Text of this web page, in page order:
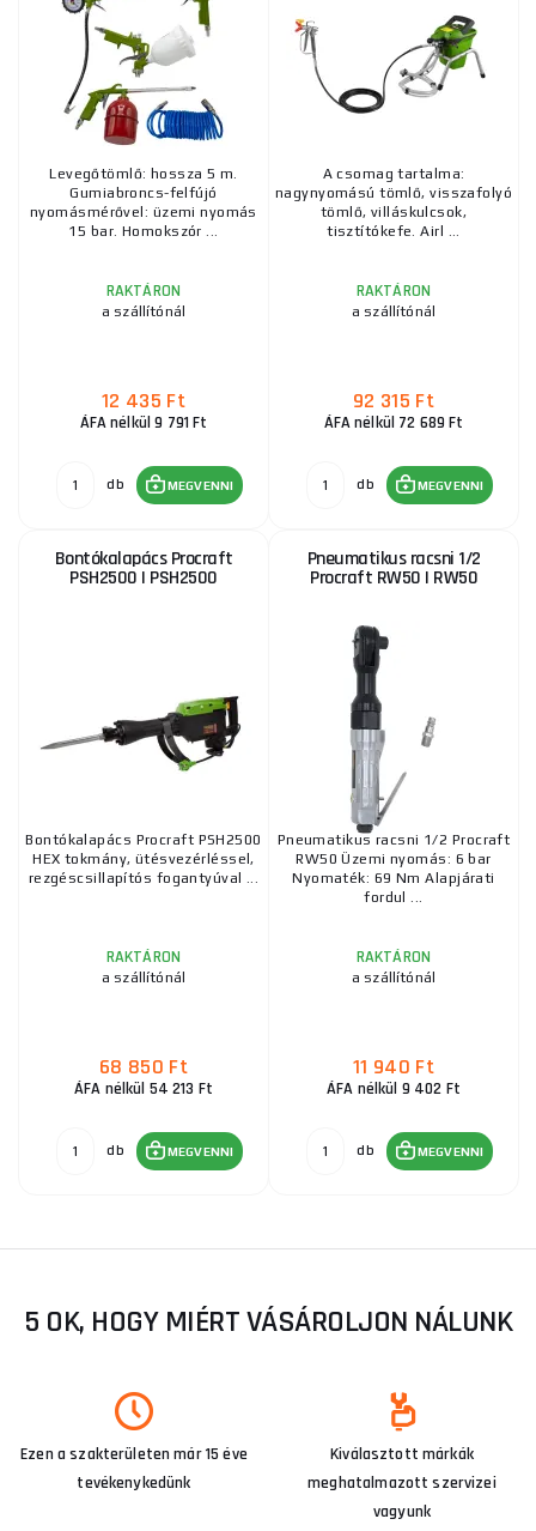
Levegőtömlő: hossza 5 m.
Gumiabroncs-felfújó
nyomásmérővel: üzemi nyomás
15 bar. Homokszór ...
RAKTÁRON
a szállítónál
12 435 Ft
ÁFA nélkül 9 791 Ft
db MEGVENNI
A csomag tartalma:
nagynyomású tömlő, visszafolyó
tömlő, villáskulcsok,
tisztítókefe. Airl ...
RAKTÁRON
a szállítónál
92 315 Ft
ÁFA nélkül 72 689 Ft
db MEGVENNI
Bontókalapács Procraft
PSH2500 | PSH2500
Bontókalapács Procraft PSH2500
HEX tokmány, ütésvezérléssel,
rezgéscsillapítós fogantyúval ...
RAKTÁRON
a szállítónál
68 850 Ft
ÁFA nélkül 54 213 Ft
db MEGVENNI
Pneumatikus racsni 1/2
Procraft RW50 | RW50
Pneumatikus racsni 1/2 Procraft
RW50 Üzemi nyomás: 6 bar
Nyomaték: 69 Nm Alapjárati
fordul ...
RAKTÁRON
a szállítónál
11 940 Ft
ÁFA nélkül 9 402 Ft
db MEGVENNI
5 OK, HOGY MIÉRT VÁSÁROLJON NÁLUNK
Ezen a szakterületen már 15 éve
tevékenykedünk
Kiválasztott márkák
meghatalmazott szervizei
vagyunk